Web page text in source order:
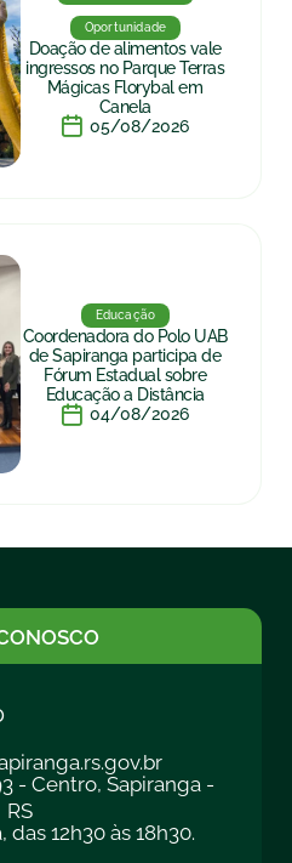
Oportunidade
Doação de alimentos vale
ingressos no Parque Terras
Mágicas Florybal em
Canela
05/08/2026
Educação
Coordenadora do Polo UAB
de Sapiranga participa de
Fórum Estadual sobre
Educação a Distância
04/08/2026
- Centro, Sapiranga -
RS
12h30 às 18h30.